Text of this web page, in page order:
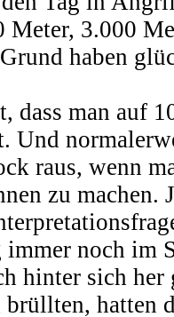
Meter, 3.000
haben
dass man auf
Und
raus, wenn
zu machen.
immer noch im
hinter sich her
brüllten, hatten